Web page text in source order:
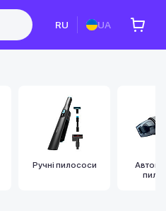
RU UA
Ручні пилососи